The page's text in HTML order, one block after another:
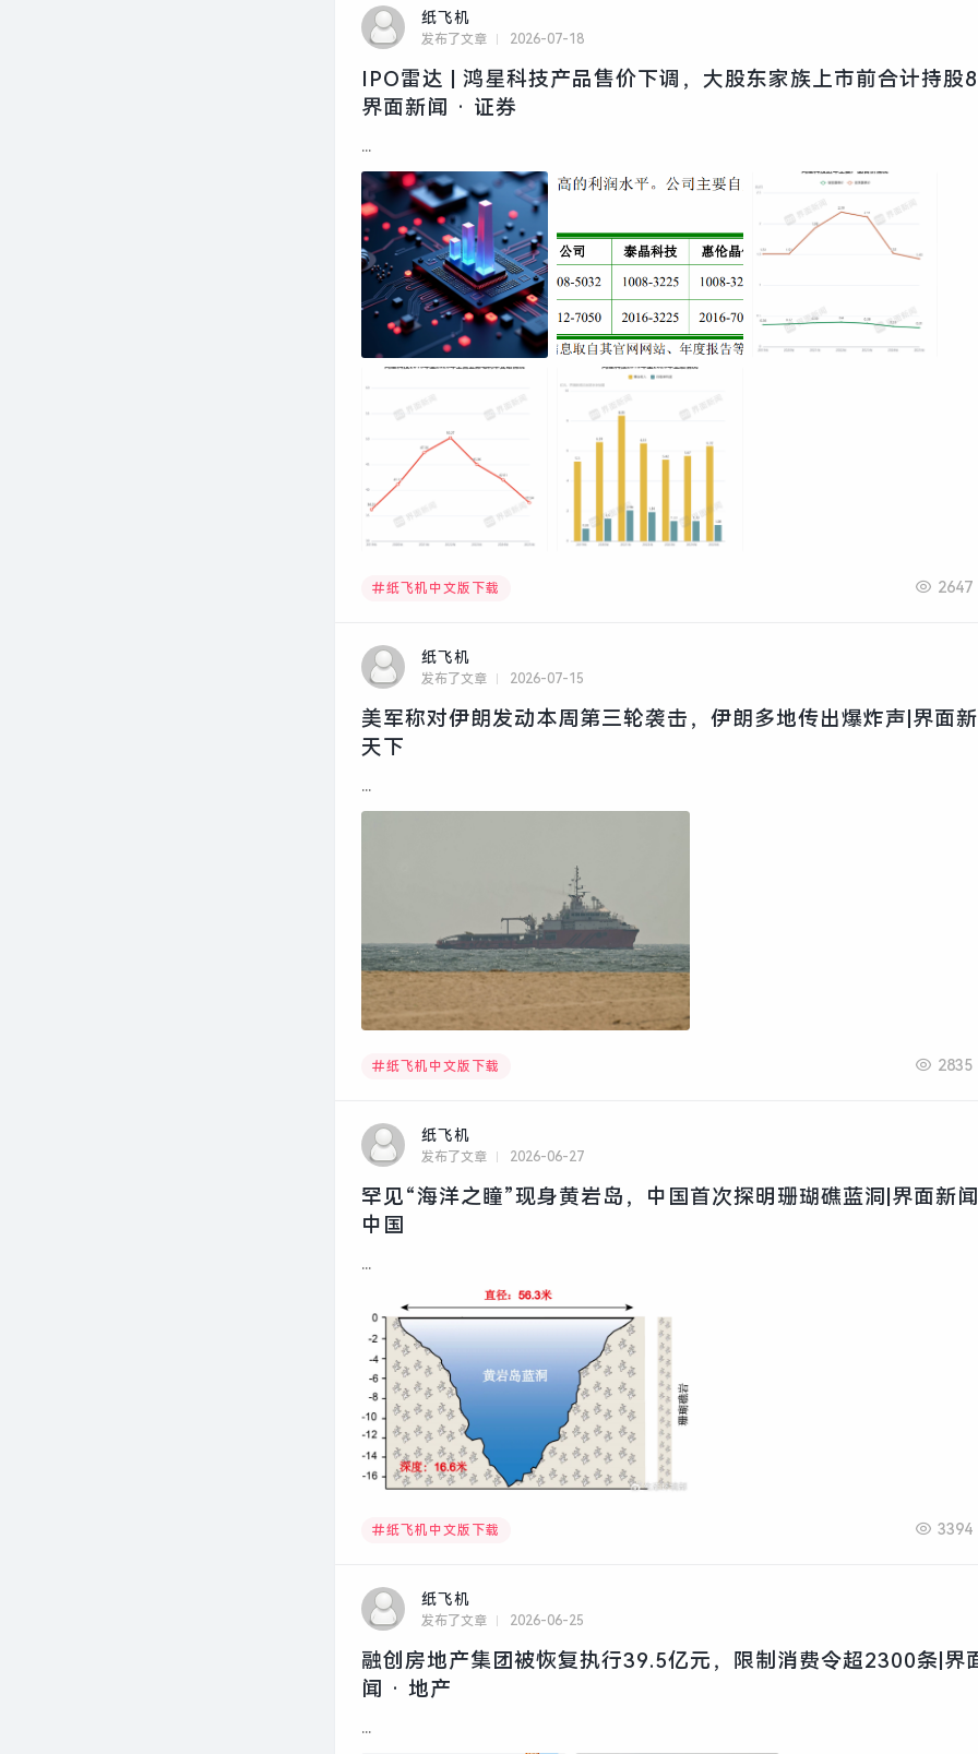
纸飞机
发布了文章 2026-07-18
IPO雷达 | 鸿星科技产品售价下调，大股东家族上市前合计持股
界面新闻 · 证券
...
纸飞机中文版下载 2647
纸飞机
发布了文章 2026-07-15
美军称对伊朗发动本周第三轮袭击，伊朗多地传出爆炸声|界面
天下
...
纸飞机中文版下载 2835
纸飞机
发布了文章 2026-06-27
罕见“海洋之瞳”现身黄岩岛，中国首次探明珊瑚礁蓝洞|界面新
中国
...
纸飞机中文版下载 3394
纸飞机
发布了文章 2026-06-25
融创房地产集团被恢复执行39.5亿元，限制消费令超2300条|界
闻 · 地产
...